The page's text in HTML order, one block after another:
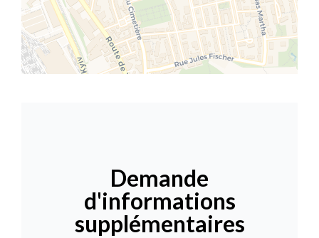
Demande
d'informations
supplémentaires